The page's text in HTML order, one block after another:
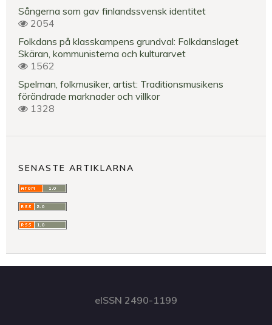
Sångerna som gav finlandssvensk identitet
2054
Folkdans på klasskampens grundval: Folkdanslaget
Skäran, kommunisterna och kulturarvet
1562
Spelman, folkmusiker, artist: Traditionsmusikens
förändrade marknader och villkor
1328
SENASTE ARTIKLARNA
eISSN 2490-1199